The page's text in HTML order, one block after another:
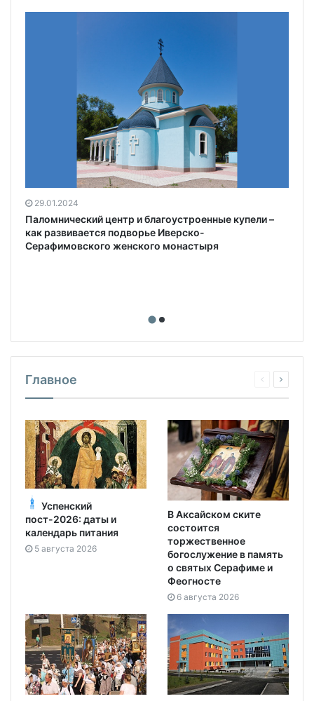
29.01.2024
Паломнический центр и благоустроенные купели –
как развивается подворье Иверско-
Серафимовского женского монастыря
Главное
Успенский
пост-2026: даты и
календарь питания
5 августа 2026
В Аксайском ските
состоится
торжественное
богослужение в память
о святых Серафиме и
Феогносте
6 августа 2026